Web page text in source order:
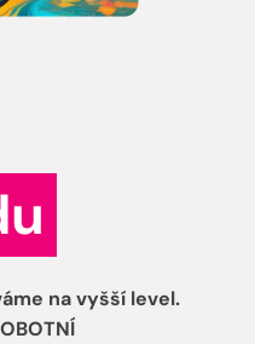
na vyšší level.